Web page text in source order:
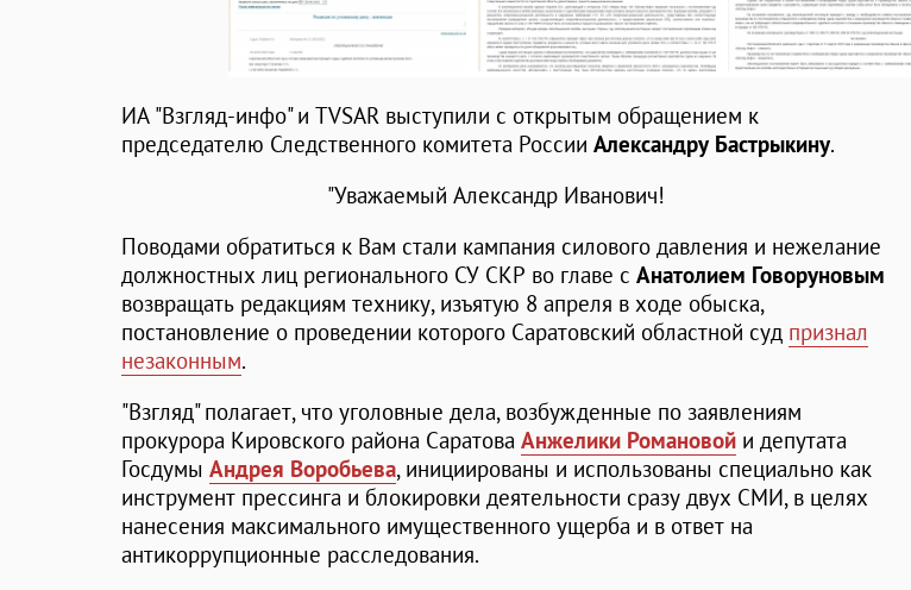
ИА "Взгляд-инфо" и TVSAR выступили с открытым обращением к
председателю Следственного комитета России Александру Бастрыкину.
"Уважаемый Александр Иванович!
Поводами обратиться к Вам стали кампания силового давления и нежелание
должностных лиц регионального СУ СКР во главе с Анатолием Говоруновым
возвращать редакциям технику, изъятую 8 апреля в ходе обыска,
постановление о проведении которого Саратовский областной суд признал
незаконным.
"Взгляд" полагает, что уголовные дела, возбужденные по заявлениям
прокурора Кировского района Саратова Анжелики Романовой и депутата
Госдумы Андрея Воробьева, инициированы и использованы специально как
инструмент прессинга и блокировки деятельности сразу двух СМИ, в целях
нанесения максимального имущественного ущерба и в ответ на
антикоррупционные расследования.